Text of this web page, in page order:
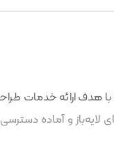
ارائه خدمات
و آماده